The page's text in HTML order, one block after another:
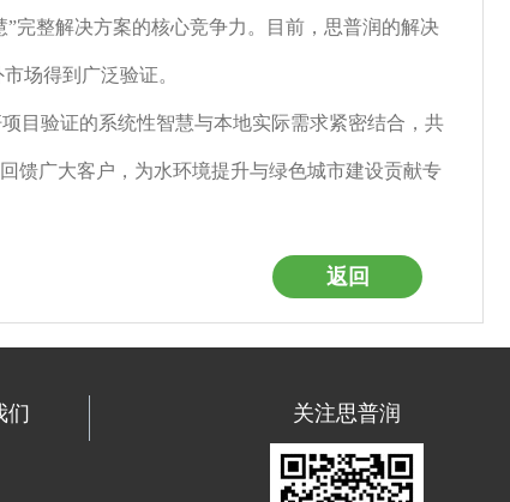
完整解决方案的核心竞争力。目前，思普润的解决
场得到广泛验证。
目验证的系统性智慧与本地实际需求紧密结合，共
馈广大客户，为水环境提升与绿色城市建设贡献专
返回
们 关注思普润